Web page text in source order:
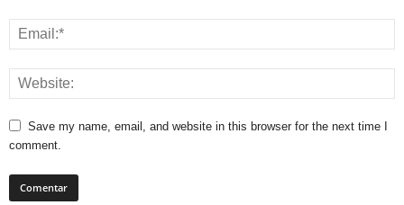
Save my name, email, and website in this browser for the next time I
comment.